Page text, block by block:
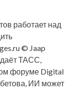
работает над
© Jaap
ТАСС,
форуме Digital
ИИ может